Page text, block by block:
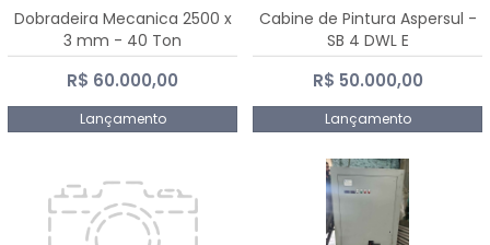
Dobradeira Mecanica 2500 x
3 mm - 40 Ton
R$ 60.000,00
Lançamento
Cabine de Pintura Aspersul -
SB 4 DWL E
R$ 50.000,00
Lançamento